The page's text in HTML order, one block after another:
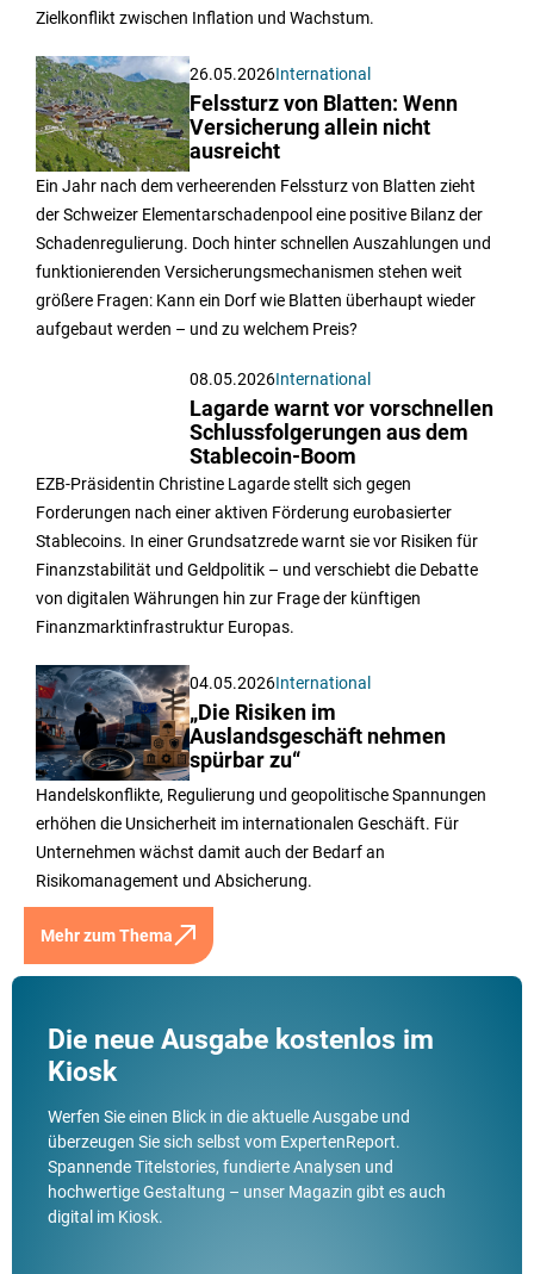
Zielkonflikt zwischen Inflation und Wachstum.
26.05.2026International
Felssturz von Blatten: Wenn
Versicherung allein nicht
ausreicht
Ein Jahr nach dem verheerenden Felssturz von Blatten zieht
der Schweizer Elementarschadenpool eine positive Bilanz der
Schadenregulierung. Doch hinter schnellen Auszahlungen und
funktionierenden Versicherungsmechanismen stehen weit
größere Fragen: Kann ein Dorf wie Blatten überhaupt wieder
aufgebaut werden – und zu welchem Preis?
08.05.2026International
Lagarde warnt vor vorschnellen
Schlussfolgerungen aus dem
Stablecoin-Boom
EZB-Präsidentin Christine Lagarde stellt sich gegen
Forderungen nach einer aktiven Förderung eurobasierter
Finanzstabilität und Geldpolitik – und verschiebt die Debatte
von digitalen Währungen hin zur Frage der künftigen
Finanzmarktinfrastruktur Europas.
„Die Risiken im
Auslandsgeschäft nehmen
spürbar zu“
Handelskonflikte, Regulierung und geopolitische Spannungen
Risikomanagement und Absicherung.
Die neue Ausgabe kostenlos im
Kiosk
Werfen Sie einen Blick in die aktuelle Ausgabe und
überzeugen Sie sich selbst vom ExpertenReport.
Spannende Titelstories, fundierte Analysen und
hochwertige Gestaltung – unser Magazin gibt es auch
digital im Kiosk.